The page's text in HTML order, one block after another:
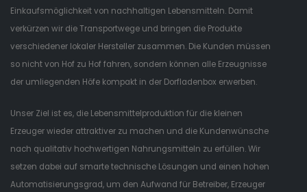
Einkaufsmöglichkeit von nachhaltigen Lebensmitteln. Damit
verkürzen wir die Transportwege und bringen die Produkte
verschiedener lokaler Hersteller zusammen. Die Kunden müssen
so nicht von Hof zu Hof fahren, sondern können alle Erzeugnisse
der umliegenden Höfe kompakt in der Dorfladenbox erwerben.
Unser Ziel ist es, die Lebensmittelproduktion für die kleinen
Erzeuger wieder attraktiver zu machen und die Kundenwünsche
nach qualitativ hochwertigen Nahrungsmitteln zu erfüllen. Wir
setzen dabei auf smarte technische Lösungen und einen hohen
Automatisierungsgrad, um den Aufwand für Betreiber, Erzeuger